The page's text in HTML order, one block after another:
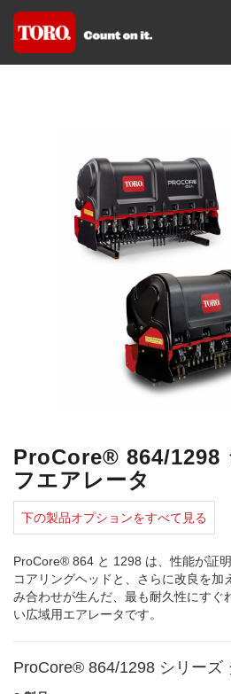
ProCore® 864/1298
フエアレータ
下の製品オプションをすべて見る
ProCore® 864 と 1298 は、性能が証
コアリングヘッドと、さらに改良を加
み合わせが生んだ、最も耐久性にすぐ
い広域用エアレータです。
ProCore® 864/1298 シリーズ